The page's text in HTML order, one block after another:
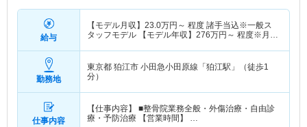
給与
【モデル月収】 23.0万円～ 程度 諸手当込※一般ス
タッフモデル 【モデル年収】 276万円～ 程度※月給
勤務地
東京都 狛江市 小田急小田原線「狛江駅」（徒歩1
分）
仕事内容
【仕事内容】 ■整骨院業務全般・外傷治療・自由診
療・予防治療 【営業時間】 …